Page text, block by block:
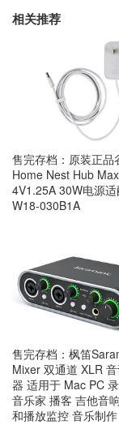
相关推荐
售完存档：原装正品
Home Nest Hub
4V1.25A 30W电源
W18-030B1A
售完存档：枫笛
Mixer 双通道 XLR
器 适用于 Mac PC
音乐家 播客 吉他音
和播放监控 音乐制作